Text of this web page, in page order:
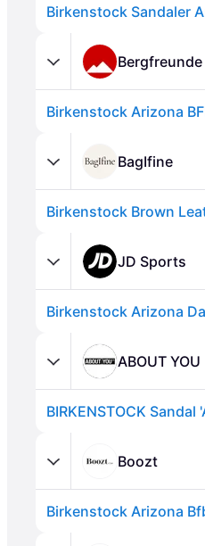
Birkenstock Sandaler
Bergfreunde
BagIfine
Birkenstock Brown
JD Sports
Birkenstock Arizona
ABOUT YOU
BIRKENSTOCK
Boozt
Birkenstock Arizona